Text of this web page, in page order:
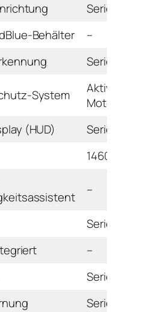
Serie
Behälter
–
Serie
System
Aktive
Motorhaube
(HUD)
Serie
1460 mm
–
Serie
–
Serie
Serie